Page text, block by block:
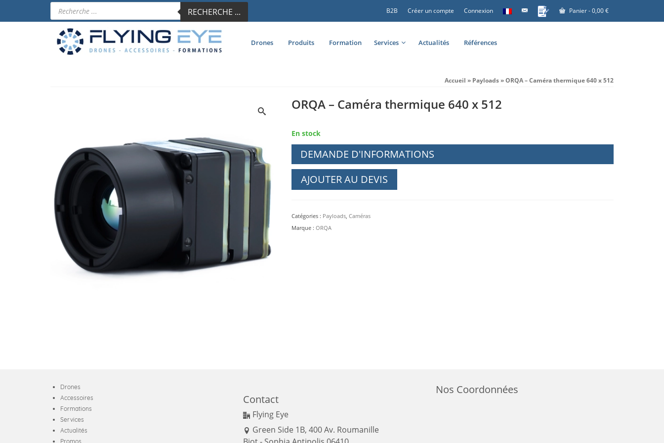
B2B Créer un compte Connexion Panier-0,00€
Recherche
de
produits
RECHERCHE ...
Drones Produits Formation Services Actualités Références
Accueil » Payloads»ORQA – Caméra thermique 640 x 512
ORQA – Caméra thermique 640 x 512
En stock
DEMANDE D'INFORMATIONS
AJOUTER AU DEVIS
Catégories : Payloads, Caméras
Marque : ORQA
Drones
Accessoires
Formations
Services
Actualités
Promos
Contact
Flying Eye
Green Side 1B, 400 Av. Roumanille
Nos Coordonnées